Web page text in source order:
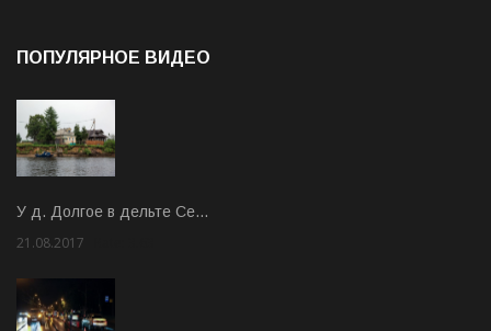
ПОПУЛЯРНОЕ ВИДЕО
У д. Долгое в дельте Се…
21.08.2017